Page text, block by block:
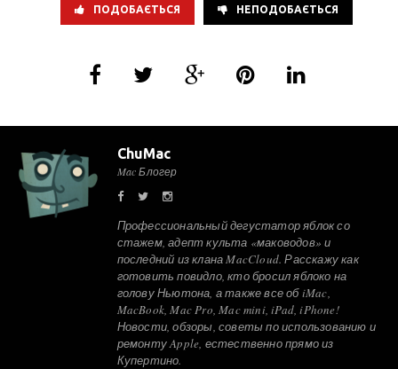
ПОДОБАЄТЬСЯ НЕПОДОБАЄТЬСЯ
ChuMac
Mac Блогер
Профессиональный дегустатор яблок со
стажем, адепт культа «маководов» и
последний из клана MacCloud. Расскажу как
готовить повидло, кто бросил яблоко на
голову Ньютона, а также все об iMac,
MacBook, Mac Pro, Mac mini, iPad, iPhone!
Новости, обзоры, советы по использованию и
ремонту Apple, естественно прямо из
Купертино.